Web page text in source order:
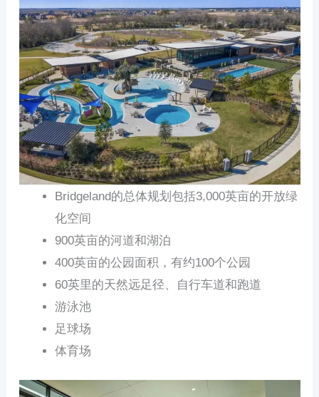
Bridgeland的总体规划包括3,000英亩的开放绿
化空间
900英亩的河道和湖泊
400英亩的公园面积，有约100个公园
60英里的天然远足径、自行车道和跑道
游泳池
足球场
体育场